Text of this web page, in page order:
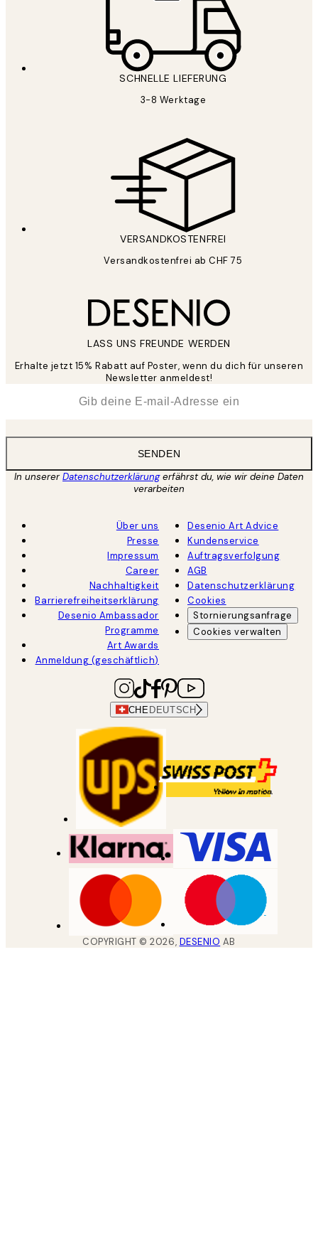
SCHNELLE LIEFERUNG
3-8 Werktage
VERSANDKOSTENFREI
Versandkostenfrei ab CHF 75
LASS UNS FREUNDE WERDEN
Erhalte jetzt 15% Rabatt auf Poster, wenn du dich für unseren
Newsletter anmeldest!
SENDEN
In unsererDatenschutzerklärungerfährst du, wie wir deine Daten
verarbeiten
Über uns
Presse
Impressum
Career
Nachhaltigkeit
Barrierefreiheitserklärung
Desenio Ambassador
Programme
Art Awards
Anmeldung (geschäftlich)
Desenio Art Advice
Kundenservice
Auftragsverfolgung
AGB
Datenschutzerklärung
Cookies
Stornierungsanfrage
Cookies verwalten
CHE DEUTSCH
COPYRIGHT ©2026, DESENIO AB